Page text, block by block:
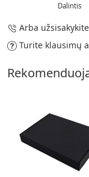
Dalintis
Arba
Turite klausimų